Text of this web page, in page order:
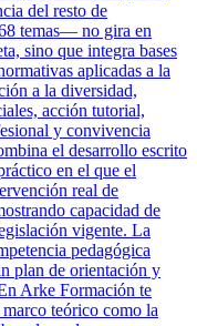
del resto de
temas— no gira en
sino que integra bases
aplicadas a la
a la diversidad,
acción tutorial,
y convivencia
el desarrollo escrito
en el que el
real de
capacidad de
vigente. La
pedagógica
plan de orientación y
Arke Formación te
teórico como la